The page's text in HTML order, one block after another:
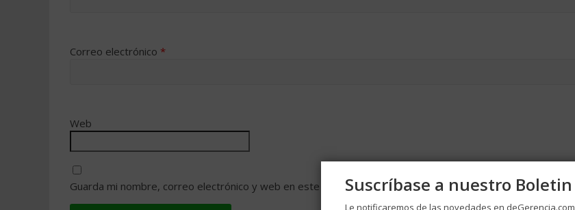
Correo electrónico *
Web
Guarda mi nombre, correo electrónico y web en este navegador para la próxima vez que comente.
Suscríbase a nuestro Boletin
Le notificaremos de las novedades en deGerencia.com